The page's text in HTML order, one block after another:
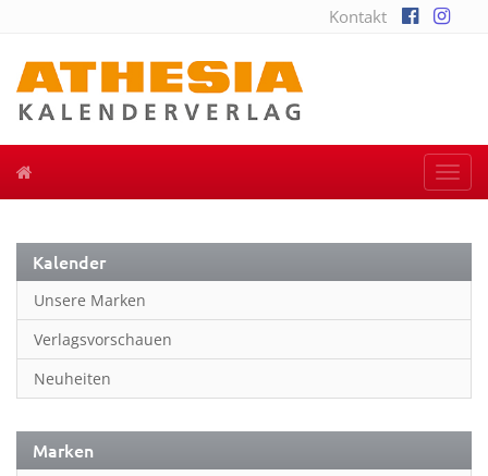
Kontakt
Kalender
Unsere Marken
Verlagsvorschauen
Neuheiten
Marken